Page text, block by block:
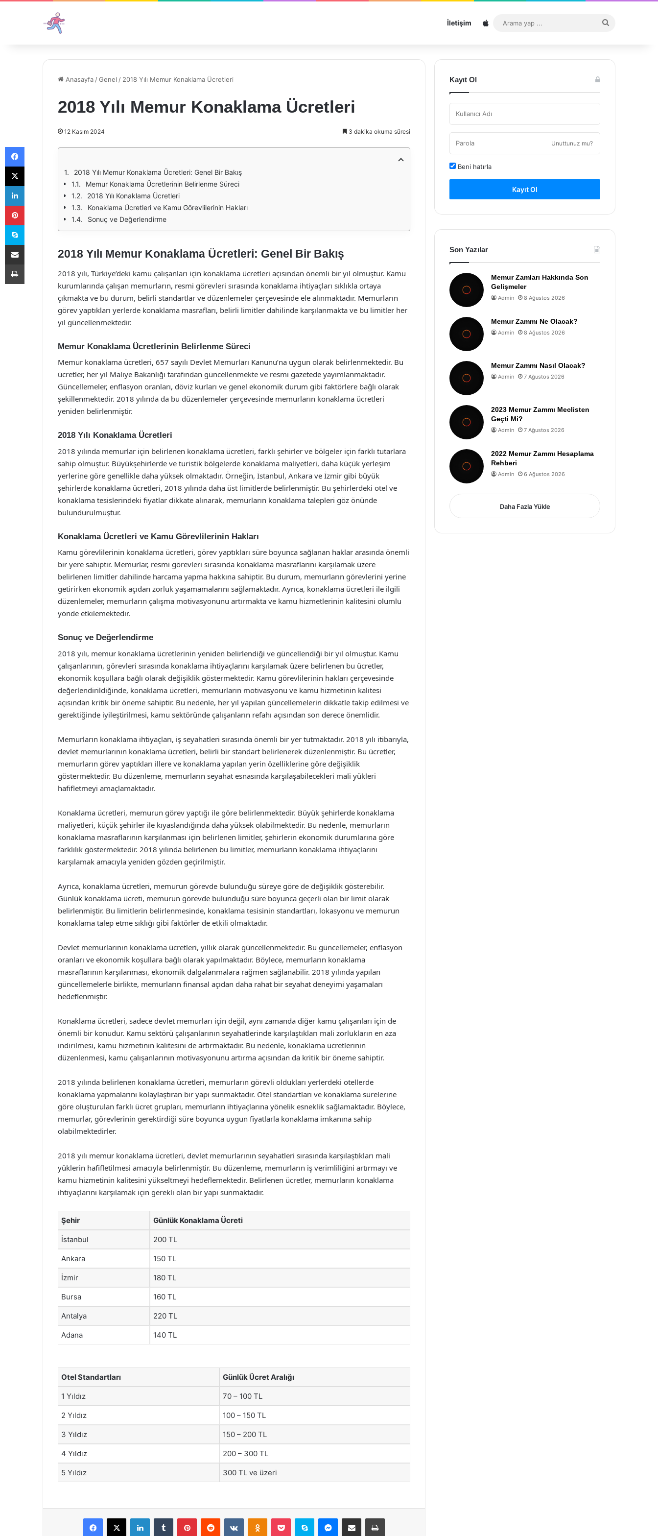
İletişim Sitemap
...
Anasayfa /Genel / 2018 Yılı Memur Konaklama Ücretleri
2018 Yılı Memur Konaklama Ücretleri
12 Kasım 2024 3 dakika okuma süresi
2018 Yılı Memur Konaklama Ücretleri: Genel Bir Bakış
Memur Konaklama Ücretlerinin Belirlenme Süreci
2018 Yılı Konaklama Ücretleri
Konaklama Ücretleri ve Kamu Görevlilerinin Hakları
Sonuç ve Değerlendirme
2018 Yılı Memur Konaklama Ücretleri: Genel Bir Bakış
2018 yılı, Türkiye’deki kamu çalışanları için konaklama ücretleri açısından önemli bir yıl olmuştur. Kamu
kurumlarında çalışan memurların, resmi görevleri sırasında konaklama ihtiyaçları sıklıkla ortaya
çıkmakta ve bu durum, belirli standartlar ve düzenlemeler çerçevesinde ele alınmaktadır. Memurların
görev yaptıkları yerlerde konaklama masrafları, belirli limitler dahilinde karşılanmakta ve bu limitler her
yıl güncellenmektedir.
Memur Konaklama Ücretlerinin Belirlenme Süreci
Memur konaklama ücretleri, 657 sayılı Devlet Memurları Kanunu’na uygun olarak belirlenmektedir. Bu
ücretler, her yıl Maliye Bakanlığı tarafından güncellenmekte ve resmi gazetede yayımlanmaktadır.
Güncellemeler, enflasyon oranları, döviz kurları ve genel ekonomik durum gibi faktörlere bağlı olarak
şekillenmektedir. 2018 yılında da bu düzenlemeler çerçevesinde memurların konaklama ücretleri
yeniden belirlenmiştir.
2018 Yılı Konaklama Ücretleri
2018 yılında memurlar için belirlenen konaklama ücretleri, farklı şehirler ve bölgeler için farklı tutarlara
sahip olmuştur. Büyükşehirlerde ve turistik bölgelerde konaklama maliyetleri, daha küçük yerleşim
yerlerine göre genellikle daha yüksek olmaktadır. Örneğin, İstanbul, Ankara ve İzmir gibi büyük
şehirlerde konaklama ücretleri, 2018 yılında daha üst limitlerde belirlenmiştir. Bu şehirlerdeki otel ve
konaklama tesislerindeki fiyatlar dikkate alınarak, memurların konaklama talepleri göz önünde
bulundurulmuştur.
Konaklama Ücretleri ve Kamu Görevlilerinin Hakları
Kamu görevlilerinin konaklama ücretleri, görev yaptıkları süre boyunca sağlanan haklar arasında önemli
bir yere sahiptir. Memurlar, resmi görevleri sırasında konaklama masraflarını karşılamak üzere
belirlenen limitler dahilinde harcama yapma hakkına sahiptir. Bu durum, memurların görevlerini yerine
getirirken ekonomik açıdan zorluk yaşamamalarını sağlamaktadır. Ayrıca, konaklama ücretleri ile ilgili
düzenlemeler, memurların çalışma motivasyonunu artırmakta ve kamu hizmetlerinin kalitesini olumlu
yönde etkilemektedir.
Sonuç ve Değerlendirme
2018 yılı, memur konaklama ücretlerinin yeniden belirlendiği ve güncellendiği bir yıl olmuştur. Kamu
çalışanlarının, görevleri sırasında konaklama ihtiyaçlarını karşılamak üzere belirlenen bu ücretler,
ekonomik koşullara bağlı olarak değişiklik göstermektedir. Kamu görevlilerinin hakları çerçevesinde
değerlendirildiğinde, konaklama ücretleri, memurların motivasyonu ve kamu hizmetinin kalitesi
açısından kritik bir öneme sahiptir. Bu nedenle, her yıl yapılan güncellemelerin dikkatle takip edilmesi ve
gerektiğinde iyileştirilmesi, kamu sektöründe çalışanların refahı açısından son derece önemlidir.
Memurların konaklama ihtiyaçları, iş seyahatleri sırasında önemli bir yer tutmaktadır. 2018 yılı itibarıyla,
devlet memurlarının konaklama ücretleri, belirli bir standart belirlenerek düzenlenmiştir. Bu ücretler,
memurların görev yaptıkları illere ve konaklama yapılan yerin özelliklerine göre değişiklik
göstermektedir. Bu düzenleme, memurların seyahat esnasında karşılaşabilecekleri mali yükleri
hafifletmeyi amaçlamaktadır.
Konaklama ücretleri, memurun görev yaptığı ile göre belirlenmektedir. Büyük şehirlerde konaklama
maliyetleri, küçük şehirler ile kıyaslandığında daha yüksek olabilmektedir. Bu nedenle, memurların
konaklama masraflarının karşılanması için belirlenen limitler, şehirlerin ekonomik durumlarına göre
farklılık göstermektedir. 2018 yılında belirlenen bu limitler, memurların konaklama ihtiyaçlarını
karşılamak amacıyla yeniden gözden geçirilmiştir.
Ayrıca, konaklama ücretleri, memurun görevde bulunduğu süreye göre de değişiklik gösterebilir.
Günlük konaklama ücreti, memurun görevde bulunduğu süre boyunca geçerli olan bir limit olarak
belirlenmiştir. Bu limitlerin belirlenmesinde, konaklama tesisinin standartları, lokasyonu ve memurun
konaklama talep etme sıklığı gibi faktörler de etkili olmaktadır.
Devlet memurlarının konaklama ücretleri, yıllık olarak güncellenmektedir. Bu güncellemeler, enflasyon
oranları ve ekonomik koşullara bağlı olarak yapılmaktadır. Böylece, memurların konaklama
masraflarının karşılanması, ekonomik dalgalanmalara rağmen sağlanabilir. 2018 yılında yapılan
güncellemelerle birlikte, memurların finansal açıdan daha rahat bir seyahat deneyimi yaşamaları
hedeflenmiştir.
Konaklama ücretleri, sadece devlet memurları için değil, aynı zamanda diğer kamu çalışanları için de
önemli bir konudur. Kamu sektörü çalışanlarının seyahatlerinde karşılaştıkları mali zorlukların en aza
indirilmesi, kamu hizmetinin kalitesini de artırmaktadır. Bu nedenle, konaklama ücretlerinin
düzenlenmesi, kamu çalışanlarının motivasyonunu artırma açısından da kritik bir öneme sahiptir.
2018 yılında belirlenen konaklama ücretleri, memurların görevli oldukları yerlerdeki otellerde
konaklama yapmalarını kolaylaştıran bir yapı sunmaktadır. Otel standartları ve konaklama sürelerine
göre oluşturulan farklı ücret grupları, memurların ihtiyaçlarına yönelik esneklik sağlamaktadır. Böylece,
memurlar, görevlerinin gerektirdiği süre boyunca uygun fiyatlarla konaklama imkanına sahip
olabilmektedirler.
2018 yılı memur konaklama ücretleri, devlet memurlarının seyahatleri sırasında karşılaştıkları mali
yüklerin hafifletilmesi amacıyla belirlenmiştir. Bu düzenleme, memurların iş verimliliğini artırmayı ve
kamu hizmetinin kalitesini yükseltmeyi hedeflemektedir. Belirlenen ücretler, memurların konaklama
ihtiyaçlarını karşılamak için gerekli olan bir yapı sunmaktadır.
Şehir Günlük Konaklama Ücreti
İstanbul 200 TL
Ankara 150 TL
İzmir 180 TL
Bursa 160 TL
Antalya 220 TL
Adana 140 TL
Otel Standartları Günlük Ücret Aralığı
1 Yıldız 70 – 100 TL
2 Yıldız 100 – 150 TL
3 Yıldız 150 – 200 TL
4 Yıldız 200 – 300 TL
5 Yıldız 300 TL ve üzeri
Facebook
X LinkedInTumblr PinterestReddit VKontakteOdnoklassniki
Pocket Skype Messenger
E-Posta ile paylaş Yazdır
Kayıt Ol
Unuttunuz mu?
Beni hatırla
Kayıt Ol
Son Yazılar
Memur Zamları Hakkında Son
Gelişmeler
Admin 8 Ağustos 2026
Memur Zammı Ne Olacak?
Admin 8 Ağustos 2026
Memur Zammı Nasıl Olacak?
Admin 7 Ağustos 2026
2023 Memur Zammı Meclisten
Geçti Mi?
Admin 7 Ağustos 2026
2022 Memur Zammı Hesaplama
Rehberi
Admin 6 Ağustos 2026
Daha Fazla Yükle
Facebook
X
LinkedIn
Pinterest
Skype
E-Posta ile paylaş